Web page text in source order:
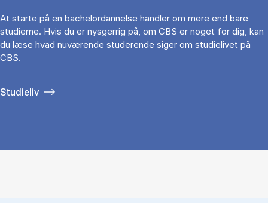
At starte på en bachelordannelse handler om mere end bare
studierne. Hvis du er nysgerrig på, om CBS er noget for dig, kan
du læse hvad nuværende studerende siger om studielivet på
CBS.
Studieliv